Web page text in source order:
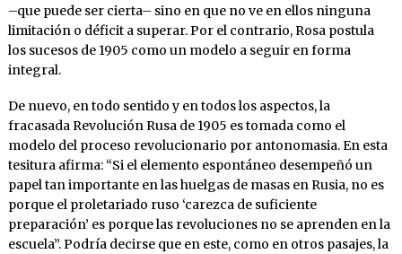
–que puede ser cierta– sino en que no ve en ellos ninguna
limitación o déficit a superar. Por el contrario, Rosa postula
los sucesos de 1905 como un modelo a seguir en forma
integral.
De nuevo, en todo sentido y en todos los aspectos, la
fracasada Revolución Rusa de 1905 es tomada como el
modelo del proceso revolucionario por antonomasia. En esta
tesitura afirma: “Si el elemento espontáneo desempeñó un
papel tan importante en las huelgas de masas en Rusia, no es
porque el proletariado ruso ‘carezca de suficiente
preparación’ es porque las revoluciones no se aprenden en la
escuela”. Podría decirse que en este, como en otros pasajes, la